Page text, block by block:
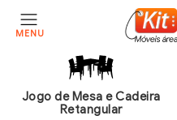
MENU
EMPRESA
PRODUTOS
Banqueta Alta para Balcão